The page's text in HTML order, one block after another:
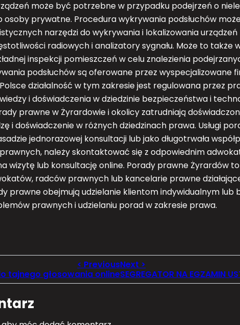
może być potrzebne w przypadku podejrzeń o
osoby prywatne. Procedura wykrywania podsłuchów
narzędzi do wykrywania i lokalizowania urządzeń
radiowych i analizatory sygnału. Może to także
inspekcji pomieszczeń w celu znalezienia
podsłuchów są oferowane przez wyspecjalizowane
działalność w tym zakresie jest regulowana przez
i doświadczenia w dziedzinie bezpieczeństwa i
prawne w Żyrardowie i okolicy zatrudniają
i doświadczenie w różnych dziedzinach prawa. Usługi
jednorazowej konsultacji lub jako długotrwała
należy skontaktować się z odpowiednim
wizytę lub konsultację online. Porady prawne Żyrardów to
radców prawnych lub kancelarie prawne
prawne obejmują udzielanie klientom indywidualnym lub
prawnych i udzielaniu porad w zakresie prawa.
tajnego głosowania online